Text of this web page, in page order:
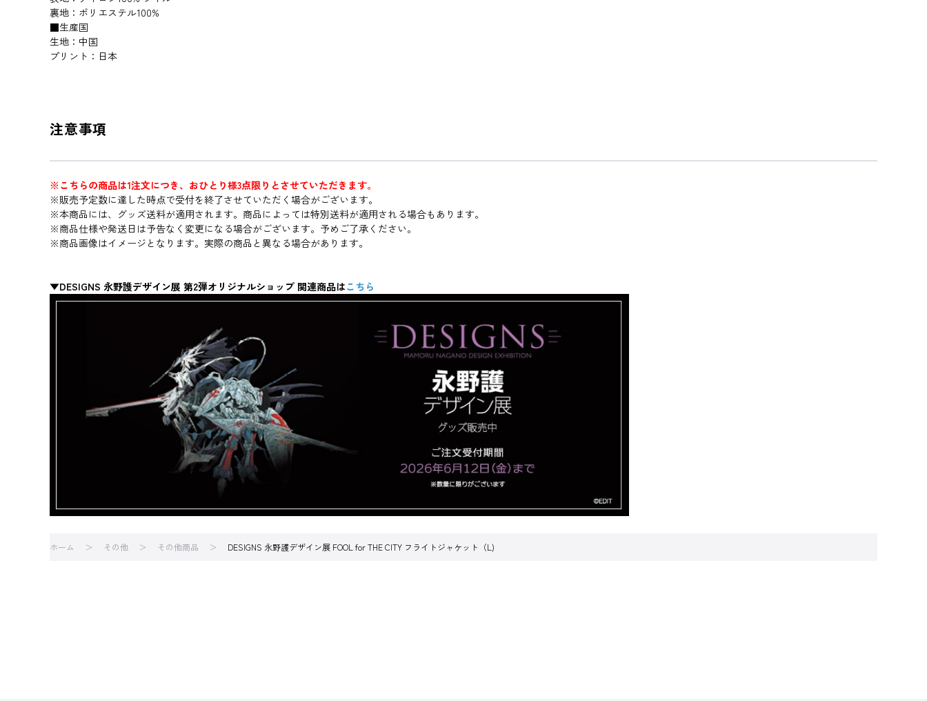
裏地：ポリエステル100%
■生産国
生地：中国
プリント：日本
注意事項
※こちらの商品は1注文につき、おひとり様3点限りとさせていただきます。
※販売予定数に達した時点で受付を終了させていただく場合がございます。
※本商品には、グッズ送料が適用されます。商品によっては特別送料が適用される場合もあります。
※商品仕様や発送日は予告なく変更になる場合がございます。予めご了承ください。
※商品画像はイメージとなります。実際の商品と異なる場合があります。
▼DESIGNS 永野護デザイン展 第2弾オリジナルショップ 関連商品はこちら
ホーム その他 その他商品 DESIGNS 永野護デザイン展 FOOL for THE CITY フライトジャケット（L)